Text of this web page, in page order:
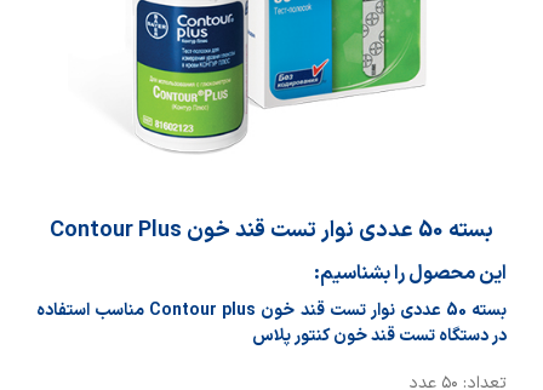
بسته 50 عددی نوار تست قند خون Contour Plus
این محصول را بشناسیم:
بسته 50 عددی نوار تست قند خون Contour plus مناسب استفاده
در دستگاه تست قند خون کنتور پلاس
تعداد: ۵۰ عدد